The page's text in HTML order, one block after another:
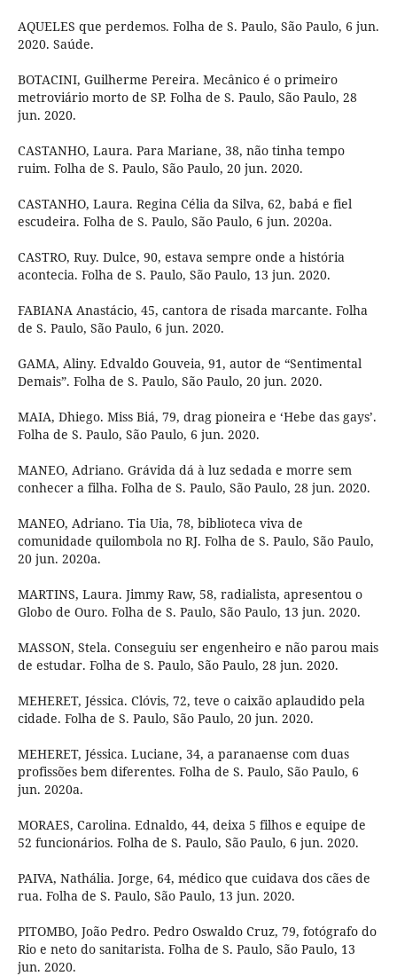
AQUELES que perdemos. Folha de S. Paulo, São Paulo, 6 jun.
2020. Saúde.
BOTACINI, Guilherme Pereira. Mecânico é o primeiro
metroviário morto de SP. Folha de S. Paulo, São Paulo, 28
jun. 2020.
CASTANHO, Laura. Para Mariane, 38, não tinha tempo
ruim. Folha de S. Paulo, São Paulo, 20 jun. 2020.
CASTANHO, Laura. Regina Célia da Silva, 62, babá e fiel
escudeira. Folha de S. Paulo, São Paulo, 6 jun. 2020a.
CASTRO, Ruy. Dulce, 90, estava sempre onde a história
acontecia. Folha de S. Paulo, São Paulo, 13 jun. 2020.
FABIANA Anastácio, 45, cantora de risada marcante. Folha
de S. Paulo, São Paulo, 6 jun. 2020.
GAMA, Aliny. Edvaldo Gouveia, 91, autor de “Sentimental
Demais”. Folha de S. Paulo, São Paulo, 20 jun. 2020.
MAIA, Dhiego. Miss Biá, 79, drag pioneira e ‘Hebe das gays’.
Folha de S. Paulo, São Paulo, 6 jun. 2020.
MANEO, Adriano. Grávida dá à luz sedada e morre sem
conhecer a filha. Folha de S. Paulo, São Paulo, 28 jun. 2020.
MANEO, Adriano. Tia Uia, 78, biblioteca viva de
comunidade quilombola no RJ. Folha de S. Paulo, São Paulo,
20 jun. 2020a.
MARTINS, Laura. Jimmy Raw, 58, radialista, apresentou o
Globo de Ouro. Folha de S. Paulo, São Paulo, 13 jun. 2020.
MASSON, Stela. Conseguiu ser engenheiro e não parou mais
de estudar. Folha de S. Paulo, São Paulo, 28 jun. 2020.
MEHERET, Jéssica. Clóvis, 72, teve o caixão aplaudido pela
cidade. Folha de S. Paulo, São Paulo, 20 jun. 2020.
MEHERET, Jéssica. Luciane, 34, a paranaense com duas
profissões bem diferentes. Folha de S. Paulo, São Paulo, 6
jun. 2020a.
MORAES, Carolina. Ednaldo, 44, deixa 5 filhos e equipe de
52 funcionários. Folha de S. Paulo, São Paulo, 6 jun. 2020.
PAIVA, Nathália. Jorge, 64, médico que cuidava dos cães de
rua. Folha de S. Paulo, São Paulo, 13 jun. 2020.
PITOMBO, João Pedro. Pedro Oswaldo Cruz, 79, fotógrafo do
Rio e neto do sanitarista. Folha de S. Paulo, São Paulo, 13
jun. 2020.